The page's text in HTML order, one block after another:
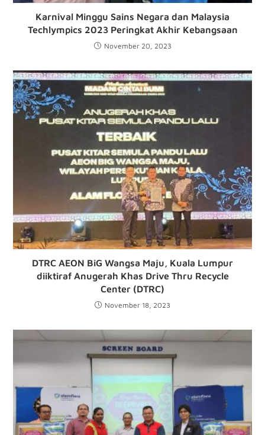
Karnival Minggu Sains Negara dan Malaysia
Techlympics 2023 Peringkat Akhir Kebangsaan
November 20, 2023
DTRC AEON BiG Wangsa Maju, Kuala Lumpur
diiktiraf Anugerah Khas Drive Thru Recycle
Center (DTRC)
November 18, 2023